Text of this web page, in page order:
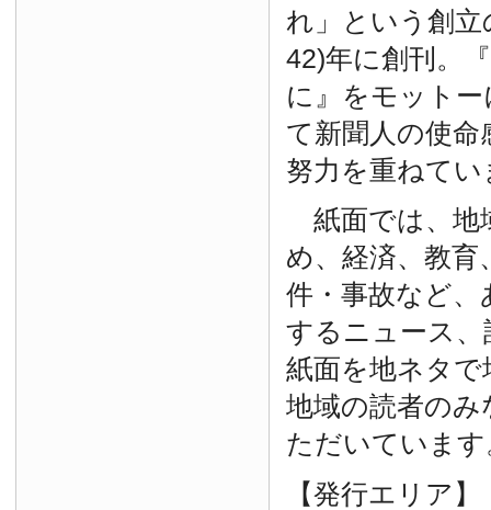
れ」という創
42)年に創刊。
に』をモット
て新聞人の使命
努力を重ねてい
紙面では、地
め、経済、教育
件・事故など
するニュース
紙面を地ネタ
地域の読者の
ただいています
【発行エリア】